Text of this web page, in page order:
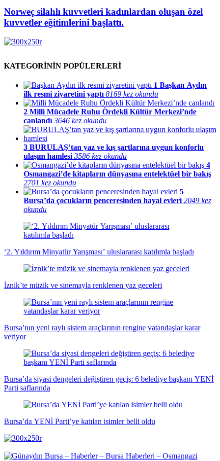
Norweç silahlı kuvvetleri kadınlardan oluşan özel
kuvvetler eğitimlerini başlattı.
KATEGORİNİN POPÜLERLERİ
1 Başkan Aydın
ilk resmi ziyaretini yaptı 8169 kez okundu
2 Milli Mücadele Ruhu Ördekli Kültür Merkezi’nde
canlandı 3646 kez okundu
3 BURULAŞ’tan yaz ve kış şartlarına uygun konforlu
ulaşım hamlesi 3586 kez okundu
4
Osmangazi’de kitapların dünyasına entelektüel bir bakış
2701 kez okundu
5
Bursa’da çocukların penceresinden hayal evleri 2049 kez
okundu
‘2. Yıldırım Minyatür Yarışması’ uluslararası katılımla başladı
İznik’te müzik ve sinemayla renklenen yaz geceleri
Bursa’nın yeni raylı sistem araçlarının rengine vatandaşlar karar
veriyor
Bursa’da siyasi dengeleri değiştiren geçiş: 6 belediye başkanı YENİ
Parti saflarında
Bursa’da YENİ Parti’ye katılan isimler belli oldu